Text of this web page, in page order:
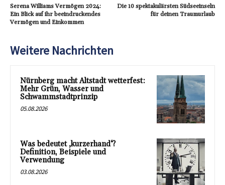
Serena Williams Vermögen 2024:
Ein Blick auf ihr beeindruckendes
Vermögen und Einkommen
Die 10 spektakulärsten Südseeinseln
für deinen Traumurlaub
Weitere Nachrichten
Nürnberg macht Altstadt wetterfest:
Mehr Grün, Wasser und
Schwammstadtprinzip
05.08.2026
Was bedeutet ‚kurzerhand‘?
Definition, Beispiele und
Verwendung
03.08.2026